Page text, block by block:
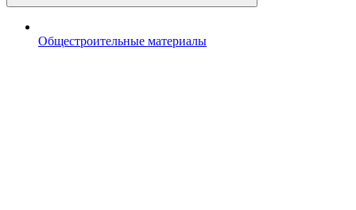
Общестроительные материалы